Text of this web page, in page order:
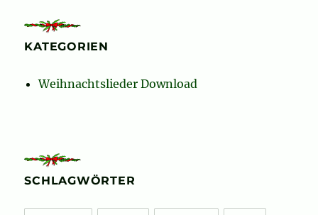
KATEGORIEN
Weihnachtslieder Download
SCHLAGWÖRTER